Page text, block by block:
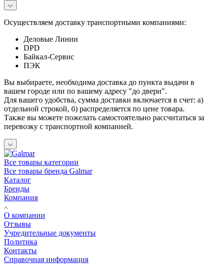
Осуществляем доставку транспортными компаниями:
Деловые Линии
DPD
Байкал-Сервис
ПЭК
Вы выбираете, необходима доставка до пункта выдачи в
вашем городе или по вашему адресу "до двери".
Для вашего удобства, сумма доставки включается в счет: а)
отдельной строкой, б) распределяется по цене товара.
Также вы можете пожелать самостоятельно рассчитаться за
перевозку с транспортной компанией.
Все товары категории
Все товары бренда Galmar
Каталог
Бренды
Компания
О компании
Отзывы
Учредительные документы
Политика
Контакты
Справочная информация